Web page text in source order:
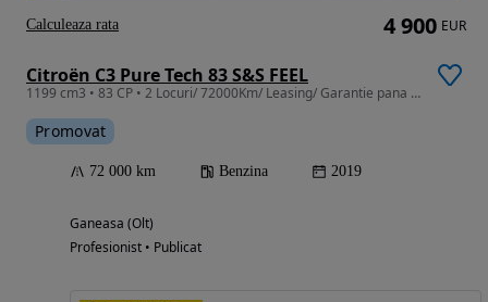
Citroën C3 Pure Tech 83 S&S FEEL
1199 cm3 • 83 CP • 2 Locuri/ 72000Km/ Leasing/ Garantie pana la 3ani fara limita Km
Promovat
72 000 km Benzina 2019
Ganeasa (Olt)
Profesionist • Publicat
4 900 EUR
Calculeaza rata